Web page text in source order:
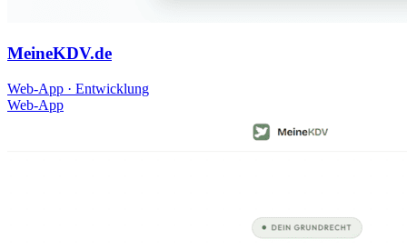
MeineKDV.de
Web-App · Entwicklung
Web-App